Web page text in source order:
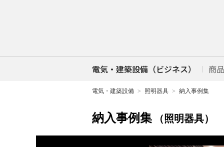
電気・建築設備（ビジネス） 商
電気・建築設備 照明器具 納入事例集
納入事例集 （照明器具）